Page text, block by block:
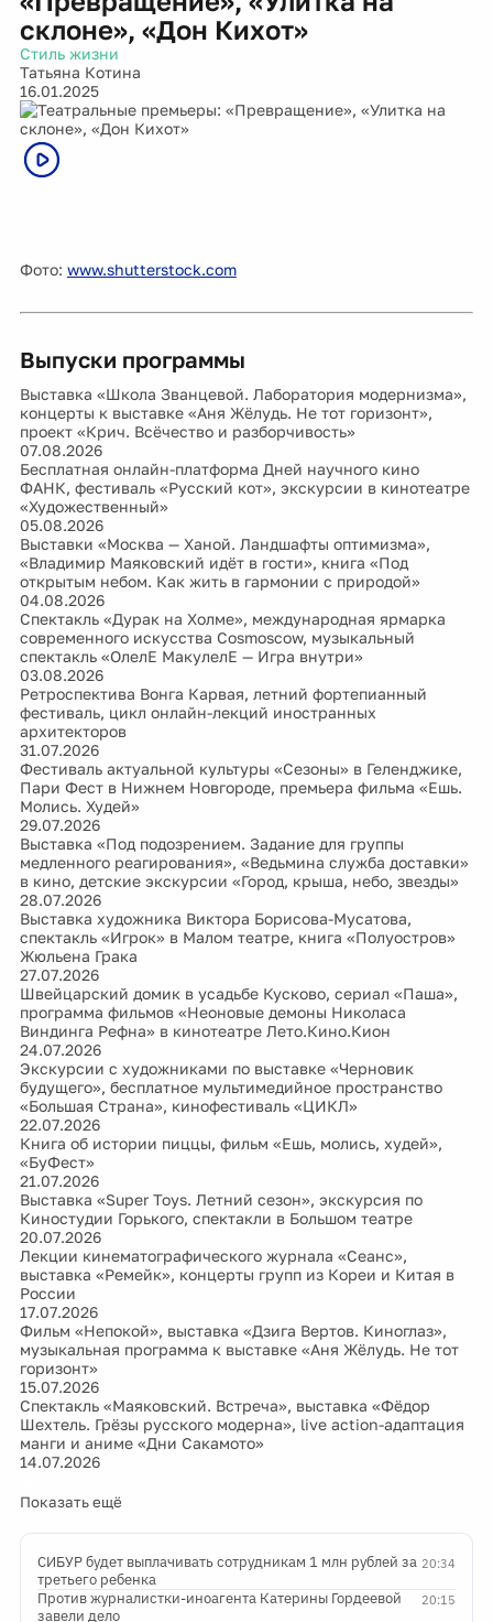
склоне», «Дон Кихот»
Стиль жизни
Татьяна Котина
16.01.2025
Фото: www.shutterstock.com
Выпуски программы
Выставка «Школа Званцевой. Лаборатория модернизма»,
концерты к выставке «Аня Жёлудь. Не тот горизонт»,
проект «Крич. Всёчество и разборчивость»
07.08.2026
Бесплатная онлайн-платформа Дней научного кино
ФАНК, фестиваль «Русский кот», экскурсии в кинотеатре
«Художественный»
05.08.2026
Выставки «Москва — Ханой. Ландшафты оптимизма»,
«Владимир Маяковский идёт в гости», книга «Под
открытым небом. Как жить в гармонии с природой»
04.08.2026
Спектакль «Дурак на Холме», международная ярмарка
современного искусства Cosmoscow, музыкальный
спектакль «ОлелЕ МакулелЕ — Игра внутри»
03.08.2026
Ретроспектива Вонга Карвая, летний фортепианный
фестиваль, цикл онлайн-лекций иностранных
архитекторов
31.07.2026
Фестиваль актуальной культуры «Сезоны» в Геленджике,
Пари Фест в Нижнем Новгороде, премьера фильма «Ешь.
Молись. Худей»
29.07.2026
Выставка «Под подозрением. Задание для группы
медленного реагирования», «Ведьмина служба доставки»
в кино, детские экскурсии «Город, крыша, небо, звезды»
28.07.2026
Выставка художника Виктора Борисова-Мусатова,
спектакль «Игрок» в Малом театре, книга «Полуостров»
Жюльена Грака
27.07.2026
Швейцарский домик в усадьбе Кусково, сериал «Паша»,
программа фильмов «Неоновые демоны Николаса
Виндинга Рефна» в кинотеатре Лето.Кино.Кион
24.07.2026
Экскурсии с художниками по выставке «Черновик
будущего», бесплатное мультимедийное пространство
«Большая Страна», кинофестиваль «ЦИКЛ»
22.07.2026
Книга об истории пиццы, фильм «Ешь, молись, худей»,
«БуФест»
21.07.2026
Выставка «Super Toys. Летний сезон», экскурсия по
Киностудии Горького, спектакли в Большом театре
20.07.2026
Лекции кинематографического журнала «Сеанс»,
выставка «Ремейк», концерты групп из Кореи и Китая в
России
17.07.2026
Фильм «Непокой», выставка «Дзига Вертов. Киноглаз»,
музыкальная программа к выставке «Аня Жёлудь. Не тот
горизонт»
15.07.2026
Спектакль «Маяковский. Встреча», выставка «Фёдор
Шехтель. Грёзы русского модерна», live action-адаптация
манги и аниме «Дни Сакамото»
14.07.2026
Показать ещё
20:34
СИБУР будет выплачивать сотрудникам 1 млн рублей за
третьего ребенка
20:15
Против журналистки-иноагента Катерины Гордеевой
завели дело